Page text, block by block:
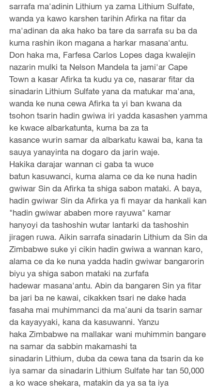
sarrafa ma'adinin Lithium ya zama Lithium Sulfate,
wanda ya kawo karshen tarihin Afirka na fitar da
ma'adinan da aka hako ba tare da sarrafa su ba da
kuma rashin ikon magana a harkar masana'antu.
Don haka ma, Farfesa Carlos Lopes daga kwalejin
nazarin mulki ta Nelson Mandela ta jami'ar Cape
Town a kasar Afirka ta kudu ya ce, nasarar fitar da
sinadarin Lithium Sulfate yana da matukar ma'ana,
wanda ke nuna cewa Afirka ta yi ban kwana da
tsohon tsarin hadin gwiwa iri yadda kasashen yamma
ke kwace albarkatunta, kuma ba za ta
kasance wurin samar da albarkatu kawai ba, kana ta
sauya yanayinta na dogaro da jarin waje.
Hakika darajar wannan ci gaba ta wuce
batun kasuwanci, kuma alama ce da ke nuna hadin
gwiwar Sin da Afirka ta shiga sabon mataki. A baya,
hadin gwiwar Sin da Afirka ya fi mayar da hankali kan
"hadin gwiwar ababen more rayuwa" kamar
hanyoyi da tashoshin wutar lantarki da tashoshin
jiragen ruwa. Aikin sarrafa sinadarin Lithium da Sin da
Zimbabwe suke yi cikin hadin gwiwa a wannan karo,
alama ce da ke nuna yadda hadin gwiwar bangarorin
biyu ya shiga sabon mataki na zurfafa
hadewar masana'antu. Abin da bangaren Sin ya fitar
ba jari ba ne kawai, cikakken tsari ne dake hada
fasaha mai muhimmanci da ma’auni da tsarin samar
da kayayyaki, kana da kasuwanni. Yanzu
haka Zimbabwe na mallakar wani muhimmin bangare
na samar da sabbin makamashi ta
sinadarin Lithium, duba da cewa tana da tsarin da ke
iya samar da sinadarin Lithium Sulfate har tan 50,000
a ko wace shekara, matakin da ya sa ta iya